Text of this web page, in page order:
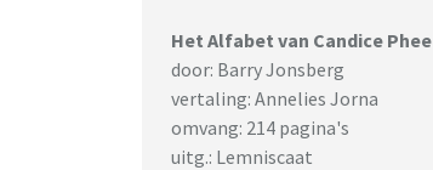
Het Alfabet van Candice Phee
door: Barry Jonsberg
vertaling: Annelies Jorna
omvang: 214 pagina's
uitg.: Lemniscaat